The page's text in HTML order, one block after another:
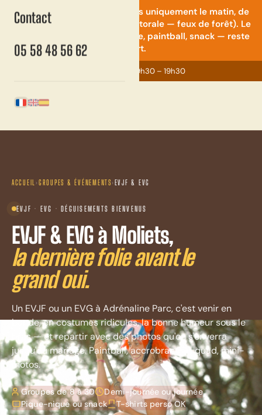
⚠️ Quad & mini-moto : ouverts uniquement le matin, de
9h30 à 14h (restriction préfectorale — feux de forêt). Le
reste du parc — accrobranche, paintball, snack — reste
ouvert.
· 9h30 – 19h30
Contact
05 58 48 56 62
Français
English
Español
ACCUEIL› GROUPES & ÉVÉNEMENTS› EVJF & EVG
EVJF · EVG · DÉGUISEMENTS BIENVENUS
EVJF & EVG à Moliets,
la dernière folie avant le
grand oui.
Un EVJF ou un EVG à Adrénaline Parc, c'est venir en
bande, en costumes ridicules, la bonne humeur sous le
bras — et repartir avec des photos qu'on s'enverra
jusqu'au mariage. Paintball, accrobranche, quad, mini-
motos.
Groupes de 8 à 30
Demi-journée ou journée
Pique-nique ou snack
T-shirts perso OK